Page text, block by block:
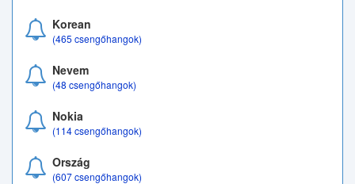
Korean
(465 csengőhangok)
Nevem
(48 csengőhangok)
Nokia
(114 csengőhangok)
Ország
(607 csengőhangok)